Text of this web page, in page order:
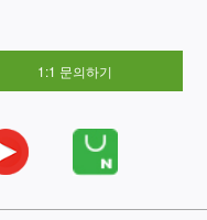
1:1 문의하기